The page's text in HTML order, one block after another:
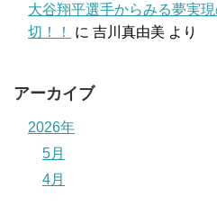
大谷翔平選手からみる夢実
切！！
に 吉川真由美 より
アーカイブ
2026年
5月
4月